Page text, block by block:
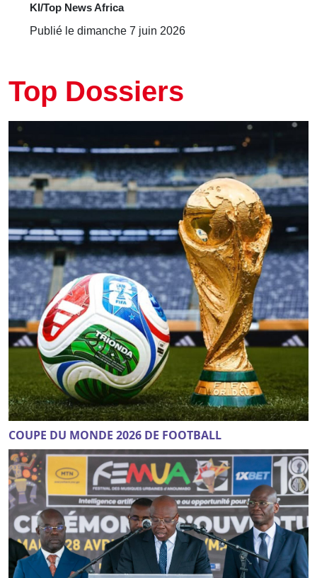
KI/Top News Africa
Publié le dimanche 7 juin 2026
Top Dossiers
COUPE DU MONDE 2026 DE FOOTBALL